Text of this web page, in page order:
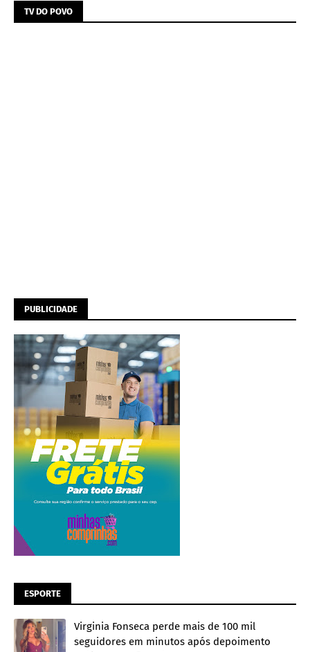
TV DO POVO
PUBLICIDADE
ESPORTE
Virginia Fonseca perde mais de 100 mil
seguidores em minutos após depoimento